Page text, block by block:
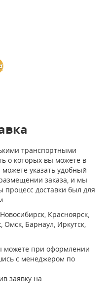
транспортными
о которых вы можете в
указать удобный
заказа, и мы
процесс доставки был для
Красноярск,
Омск, Барнаул, Иркутск,
можете при оформлении
с менеджером по
заявку на